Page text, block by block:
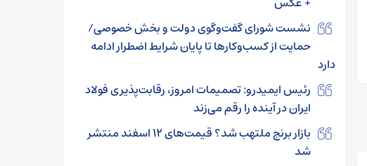
نشست شورای گفت‌وگوی دولت و بخش خصوصی/
حمایت از کسب‌وکارها تا پایان شرایط اضطرار ادامه
دارد
رئیس ایمیدرو: تصمیمات امروز، رقابت‌پذیری فولاد
ایران در آینده را رقم می‌زند
بازار برنج ملتهب شد؟ قیمت‌های ۱۲ اسفند منتشر
شد